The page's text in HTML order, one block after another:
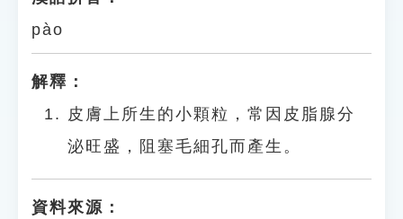
pào
解釋：
皮膚上所生的小顆粒，常因皮脂腺分
泌旺盛，阻塞毛細孔而產生。
資料來源：